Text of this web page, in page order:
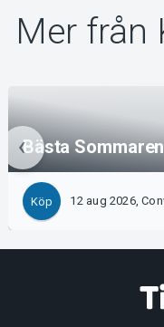
Mer från
Bästa
Köp 12 aug 2026,